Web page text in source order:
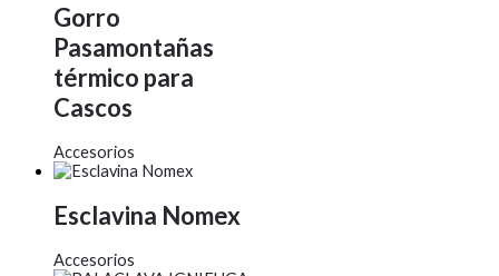
Gorro
Pasamontañas
térmico para
Cascos
Accesorios
Esclavina Nomex
Accesorios